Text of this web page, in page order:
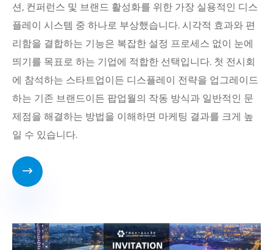
션, 컨퍼런스 및 브랜드 활성화를 위한 가장 실용적인 디스
플레이 시스템 중 하나로 부상했습니다. 시각적 효과와 편
리함을 결합하는 기능은 복잡한 설정 프로세스 없이 눈에
띄기를 목표로 하는 기업에 적합한 선택입니다. 첫 전시회
에 참석하는 스타트업이든 디스플레이 전략을 업그레이드
하는 기존 브랜드이든 팝업월의 작동 방식과 일반적인 문
제점을 해결하는 방법을 이해하면 마케팅 결과를 크게 높
일 수 있습니다.
